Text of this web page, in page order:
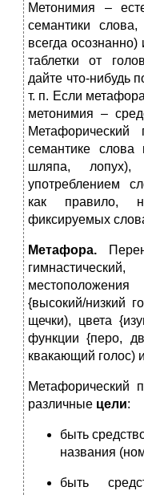
Метонимия –
семантики
всегда осознанно)
таблетки от
дайте что-нибудь
т. п. Если
метонимия –
Метафорический
семантике слова
шляпа,
употреблением
как правило,
фиксируемых
Метафора.
{высокий/низкий
щечки), цвета
функции {перо,
квакающий голос)
Метафорический
различные цели:
быть
названия
быть